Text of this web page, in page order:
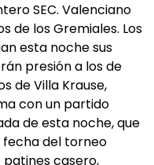
SEC. Valenciano
de los Gremiales. Los
esta noche sus
presión a los de
de Villa Krause,
con un partido
de esta noche, que
del torneo
casero,